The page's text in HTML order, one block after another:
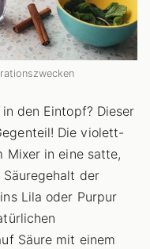
den Eintopf? Dieser
Die violett-
Mixer in eine satte,
der
Lila oder Purpur
Säure mit einem